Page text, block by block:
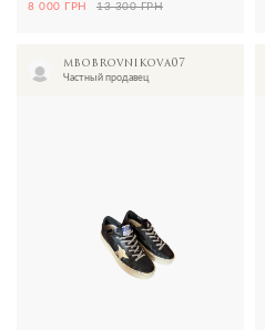
8 000 ГРН 13 300 ГРН
mbobrovnikova07
Частный продавец